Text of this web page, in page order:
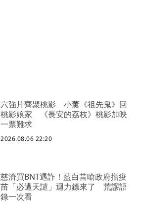
六強片齊聚桃影 小薰《祖先鬼》回
桃影娘家 《長安的荔枝》桃影加映
一票難求
2026.08.06 22:20
慈濟買BNT遇詐！藍白昔嗆政府擋疫
苗「必遭天譴」迴力鏢來了 荒謬語
錄一次看